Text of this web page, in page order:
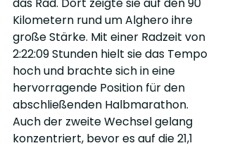
Kilometern rund um Alghero ihre
große Stärke. Mit einer Radzeit von
2:22:09 Stunden hielt sie das Tempo
hoch und brachte sich in eine
hervorragende Position für den
abschließenden Halbmarathon.
Auch der zweite Wechsel gelang
konzentriert, bevor es auf die 21,1